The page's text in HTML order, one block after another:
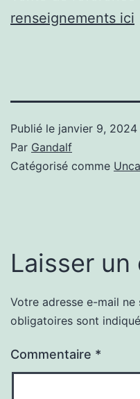
renseignements ici
Publié le janvier 9, 2024
Par Gandalf
Catégorisé comme
Laisser
Votre adresse e-mail ne
obligatoires sont
Commentaire *